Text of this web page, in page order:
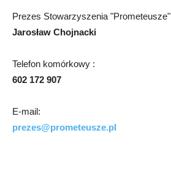
Prezes Stowarzyszenia "Prometeusze"
Jarosław Chojnacki
Telefon komórkowy :
602 172 907
E-mail:
prezes@prometeusze.pl